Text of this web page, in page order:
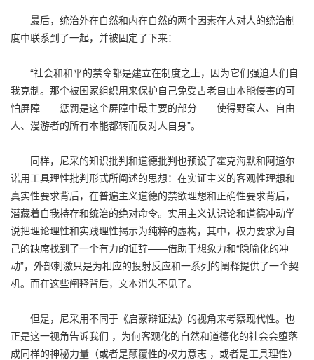
最后，统治外在自然和内在自然的两个因素在人对人的统治制
度中联系到了一起，并被固定了下来：
“社会和和平的禁令都是建立在制度之上，因为它们强迫人们自
我克制。那个被国家组织用来保护自己免受古老自由本能侵害的可
怕屏障——惩罚是这个屏障中最主要的部分——使得野蛮人、自由
人、漫游者的所有本能都转而反对人自身”。
同样，尼采的知识批判和道德批判也预设了霍克海默和阿道尔
诺用工具理性批判形式所阐述的思想：在实证主义的客观性理想和
真实性要求背后，在普遍主义道德的禁欲理想和正确性要求背后，
潜藏着自我持存和统治的绝对命令。实用主义认识论和道德冲动学
说把理论理性和实践理性揭示为纯粹的虚构，其中，权力要求为自
己的缺席找到了一个有力的证辞——借助于想象力和“隐喻化的冲
动”，外部刺激只是为相应的投射反应和一系列的阐释提供了一个契
机。而在这些阐释背后，文本消失不见了。
但是，尼采用不同于《启蒙辩证法》的视角来考察现代性。也
正是这一视角告诉我们 ，为何客观化的自然和道德化的社会会堕落
成同样的神秘力量（或者是颠覆性的权力意志 ，或者是工具理性）